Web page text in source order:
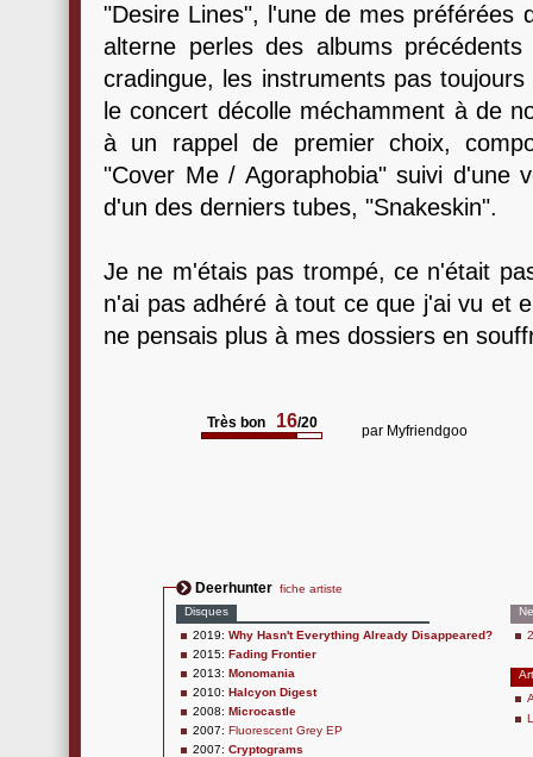
"Desire Lines", l'une de mes préférées
alterne perles des albums
cradingue, les instruments pas
le concert décolle méchamment à de
à un rappel de premier choix,
"Cover Me / Agoraphobia" suivi d'une
d'un des derniers tubes, "Snakeskin".
Je ne m'étais pas trompé, ce n'était
n'ai pas adhéré à tout ce que j'ai vu et
ne pensais plus à mes dossiers en
Très bon 16/20 par Myfriendgoo
Deerhunter fiche artiste
Disques
2019: Why Hasn't Everything Already Disappeared?
2015: Fading Frontier
2013: Monomania
2010: Halcyon Digest
2008: Microcastle
2007: Fluorescent Grey EP
2007: Cryptograms